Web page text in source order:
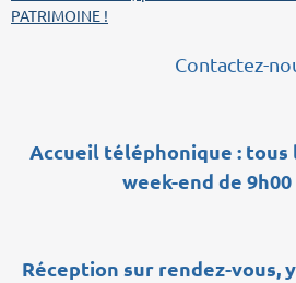
PATRIMOINE !
Contactez-
Accueil téléphonique : tous
week-end de 9h00
Réception sur rendez-vous,